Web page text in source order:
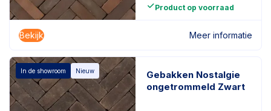
Product op voorraad
Bekijk Meer informatie
In de showroom Nieuw
Gebakken Nostalgie
ongetrommeld Zwart